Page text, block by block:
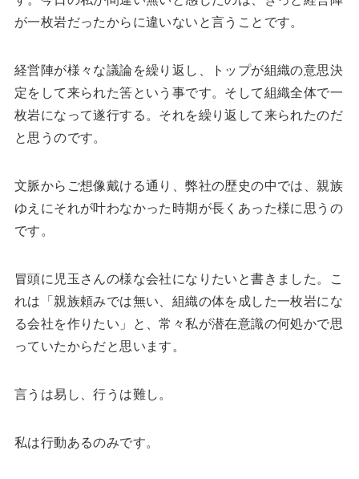
が一枚岩だったからに違いないと言うことです。
経営陣が様々な議論を繰り返し、トップが組織の意思決
定をして来られた筈という事です。そして組織全体で一
枚岩になって遂行する。それを繰り返して来られたのだ
と思うのです。
文脈からご想像戴ける通り、弊社の歴史の中では、親族
ゆえにそれが叶わなかった時期が長くあった様に思うの
です。
冒頭に児玉さんの様な会社になりたいと書きました。こ
れは「親族頼みでは無い、組織の体を成した一枚岩にな
る会社を作りたい」と、常々私が潜在意識の何処かで思
っていたからだと思います。
言うは易し、行うは難し。
私は行動あるのみです。